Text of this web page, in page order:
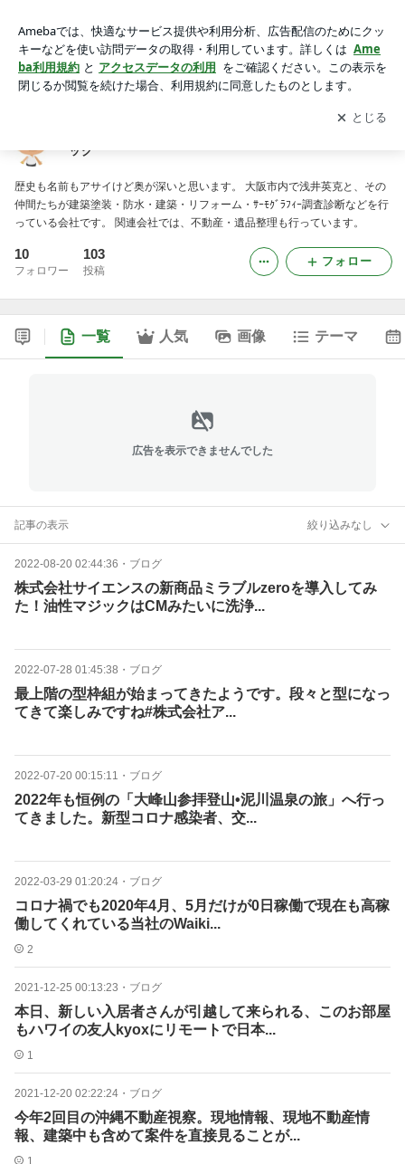
アプリをダウンロードして ブログの更新通知
を受け取りまし
ょう。
開く
ック
歴史も名前もアサイけど奥が深いと思います。 大阪市内で浅井英克と、その
仲間たちが建築塗装・防水・建築・リフォーム・ｻｰﾓｸﾞﾗﾌｨｰ調査診断などを行
っている会社です。 関連会社では、不動産・遺品整理も行っています。
10
フォロワー
103
投稿
フォロー
一覧 人気 画像 テーマ
広告を表示できませんでした
記事の表示 絞り込みなし
2022-08-20 02:44:36 ・ ブログ
株式会社サイエンスの新商品ミラブルzeroを導入してみ
た！油性マジックはCMみたいに洗浄...
2022-07-28 01:45:38 ・ ブログ
最上階の型枠組が始まってきたようです。段々と型になっ
てきて楽しみですね#株式会社ア...
2022-07-20 00:15:11 ・ ブログ
2022年も恒例の「大峰山参拝登山•泥川温泉の旅」へ行っ
てきました。新型コロナ感染者、交...
2022-03-29 01:20:24 ・ ブログ
コロナ禍でも2020年4月、5月だけが0日稼働で現在も高稼
働してくれている当社のWaiki...
2
2021-12-25 00:13:23 ・ ブログ
本日、新しい入居者さんが引越して来られる、このお部屋
もハワイの友人kyoxにリモートで日本...
1
2021-12-20 02:22:24 ・ ブログ
今年2回目の沖縄不動産視察。現地情報、現地不動産情
報、建築中も含めて案件を直接見ることが...
1